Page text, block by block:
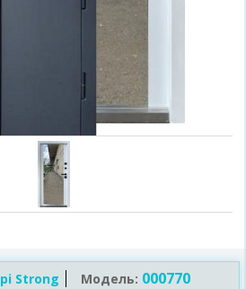
Strong Модель: 000770